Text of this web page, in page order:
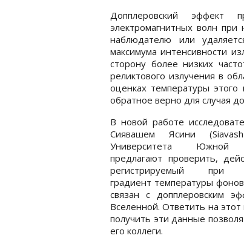
Допплеровский эффект
электромагнитных волн
наблюдателю или
максимума интенсивности
сторону более низких
реликтового излучения в
оценках температуры
обратное верно для случая
В новой работе
Сиявашем Ясини
Университета Южной
предлагают проверить,
регистрируемый при
градиент температуры
связан с допплеровским
Вселенной. Ответить на
получить эти данные
его коллеги.